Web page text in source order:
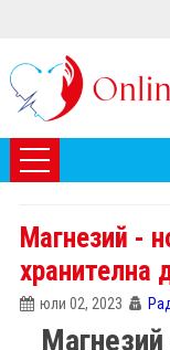
Магнезий -
хранителна
юли 02, 2023